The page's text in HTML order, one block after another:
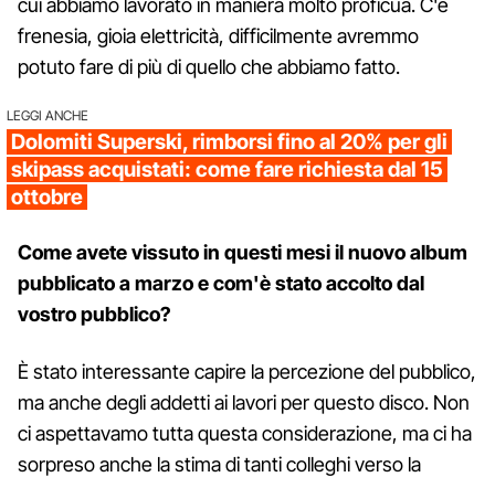
cui abbiamo lavorato in maniera molto proficua. C'è
frenesia, gioia elettricità, difficilmente avremmo
potuto fare di più di quello che abbiamo fatto.
LEGGI ANCHE
Dolomiti Superski, rimborsi fino al 20% per gli
skipass acquistati: come fare richiesta dal 15
ottobre
Come avete vissuto in questi mesi il nuovo album
pubblicato a marzo e com'è stato accolto dal
vostro pubblico?
È stato interessante capire la percezione del pubblico,
ma anche degli addetti ai lavori per questo disco. Non
ci aspettavamo tutta questa considerazione, ma ci ha
sorpreso anche la stima di tanti colleghi verso la